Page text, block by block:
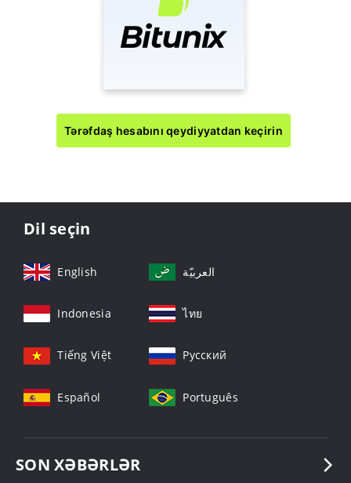
Tərəfdaş hesabını qeydiyyatdan keçirin
Dil seçin
English العربيّة
Indonesia ไทย
Tiếng Việt Русский
Español Português
SON XƏBƏRLƏR